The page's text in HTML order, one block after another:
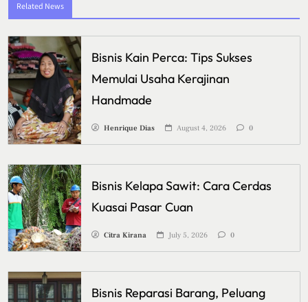
Related News
Bisnis Kain Perca: Tips Sukses
Memulai Usaha Kerajinan
Handmade
Henrique Dias August 4, 2026 0
Bisnis Kelapa Sawit: Cara Cerdas
Kuasai Pasar Cuan
Citra Kirana July 5, 2026 0
Bisnis Reparasi Barang, Peluang